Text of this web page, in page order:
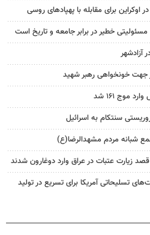
در اوکراین برای مقابله با پهپادهای روسی
خطیر در برابر جامعه و تاریخ است
آزادشهر
جهت خونخواهی رهبر شهید
موج ۱۶۱ شد
سنتکام به اسرائیل
مردم مشهدالرضا(ع)
تسلیحاتی آمریکا برای تسریع در تولید